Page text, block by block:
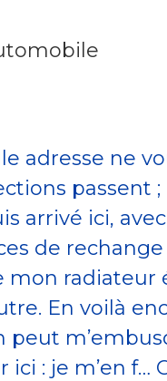
adresse ne
passent
arrivé ici,
de
mon
En voilà
peut
: je m’en f…